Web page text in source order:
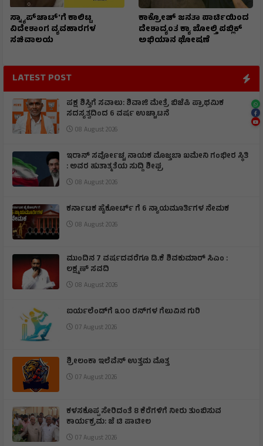
ಸ್ನ್ಯಾಪ್‌ಚಾಟ್‌'ಗೆ ಕಾಲಿಟ್ಟ
ವಿದೇಶಾಂಗ ವ್ಯವಹಾರಗಳ
ಸಚಿವಾಲಯ
ಕಾಕ್ರೋಚ್ ಜನತಾ ಪಾರ್ಟಿಯಿಂದ
ದೇಶಾದ್ಯಂತ ಕ್ಯಾ ಬೋಲ್ತಿ ಪಬ್ಲಿಕ್
ಅಭಿಯಾನ ಘೋಷಣೆ
LATEST POST
ಪಕ್ಷ ಶಿಸ್ತಿಗೆ ಸವಾಲು: ಶಿವಾಜಿ ಮೇತ್ರೆ ಬಿಜೆಪಿ ಪ್ರಾಥಮಿಕ
ಸದಸ್ಯತ್ವದಿಂದ 6 ವರ್ಷ ಉಚ್ಚಾಟನೆ
08 August 2026
ಇರಾನ್‌ ಸರ್ವೋಚ್ಚ ನಾಯಕ ಮೊಜ್ತಬಾ ಖಮೇನಿ ಗಂಭೀರ ಸ್ಥಿತಿ
: ಅವರ ಹುತಾತ್ಮತೆಯ ಸುದ್ದಿ ಶೀಘ್ರ
08 August 2026
ಕರ್ನಾಟಕ ಹೈಕೋರ್ಟ್ ಗೆ 6 ನ್ಯಾಯಮೂರ್ತಿಗಳ ನೇಮಕ
08 August 2026
ಮುಂದಿನ 7 ವರ್ಷದವರೆಗೂ ಡಿ.ಕೆ ಶಿವಕುಮಾರ್ ಸಿಎಂ :
ಲಕ್ಷ್ಮಣ್ ಸವದಿ
08 August 2026
ಐರ್ಯಲೆಂಡ್‌ಗೆ ೩೦೦ ರನ್‌ಗಳ ಗೆಲುವಿನ ಗುರಿ
07 August 2026
ಶ್ರೀಲಂಕಾ ಇಲೆವೆನ್ ಉತ್ತಮ ಮೊತ್ತ
07 August 2026
ಕಳಸಕೊಪ್ಪ ಸೇರಿದಂತೆ 8 ಕೆರೆಗಳಿಗೆ ನೀರು ತುಂಬಿಸುವ
ಕಾರ್ಯಕ್ರಮ: ಜೆ ಟಿ ಪಾಟೀಲ
07 August 2026